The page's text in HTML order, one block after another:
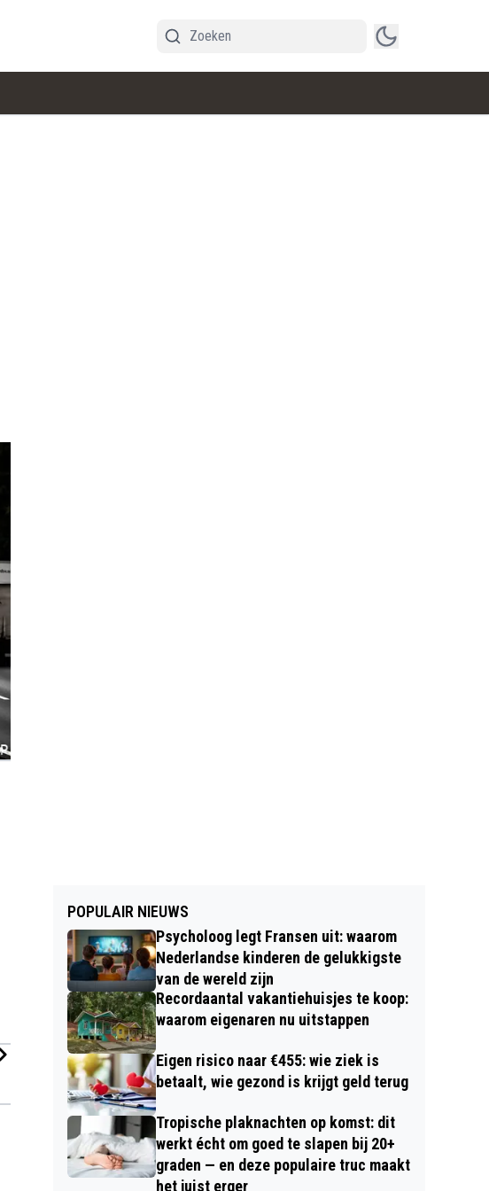
POPULAIR NIEUWS
Psycholoog legt Fransen uit: waarom
Nederlandse kinderen de gelukkigste
van de wereld zijn
Recordaantal vakantiehuisjes te koop:
waarom eigenaren nu uitstappen
Eigen risico naar €455: wie ziek is
betaalt, wie gezond is krijgt geld terug
Tropische plaknachten op komst: dit
werkt écht om goed te slapen bij 20+
graden — en deze populaire truc maakt
het juist erger